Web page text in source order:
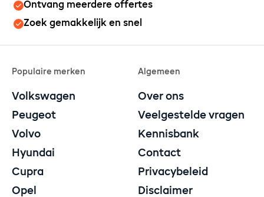
Ontvang meerdere offertes
Zoek gemakkelijk en snel
Populaire merken
Volkswagen
Peugeot
Volvo
Hyundai
Cupra
Opel
Algemeen
Over ons
Veelgestelde vragen
Kennisbank
Contact
Privacybeleid
Disclaimer